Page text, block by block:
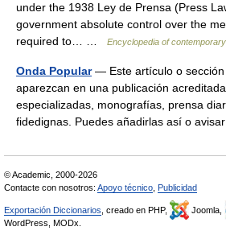
under the 1938 Ley de Prensa (Press
government absolute control over the
required to… …
Encyclopedia of
Onda Popular— Este artículo o sección
aparezcan en una publicación
especializadas, monografías, prensa
fidedignas. Puedes añadirlas así o
© Academic, 2000-2026
Contacte con nosotros: Apoyo técnico Publicidad
Exportación Diccionarios , creado en PHP, Joomla,
WordPress, MODx.